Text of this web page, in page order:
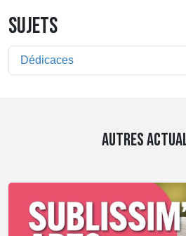
SUJETS
Dédicaces
AUTRES